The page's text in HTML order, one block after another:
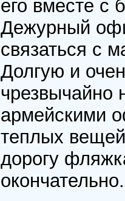
его вместе с
Дежурный
связаться с
Долгую и
чрезвычайно
армейскими
теплых
дорогу
окончательно.